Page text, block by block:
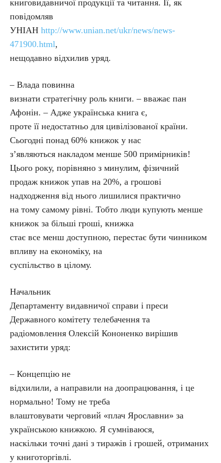
книговидавничої продукції та читання. Її, як
повідомляв
УНІАН http://www.unian.net/ukr/news/news-
471900.html,
нещодавно відхилив уряд.
– Влада повинна
визнати стратегічну роль книги. – вважає пан
Афонін. – Адже українська книга є,
проте її недостатньо для цивілізованої країни.
Сьогодні понад 60% книжок у нас
з’являються накладом менше 500 примірників!
Цього року, порівняно з минулим, фізичний
продаж книжок упав на 20%, а грошові
надходження від нього лишилися практично
на тому самому рівні. Тобто люди купують менше
книжок за більші гроші, книжка
стає все менш доступною, перестає бути чинником
впливу на економіку, на
суспільство в цілому.
Начальник
Департаменту видавничої справи і преси
Державного комітету телебачення та
радіомовлення Олексій Кононенко вирішив
захистити уряд:
– Концепцію не
відхилили, а направили на доопрацювання, і це
нормально! Тому не треба
влаштовувати черговий «плач Ярославни» за
українською книжкою. Я сумніваюся,
наскільки точні дані з тиражів і грошей, отриманих
у книготоргівлі.